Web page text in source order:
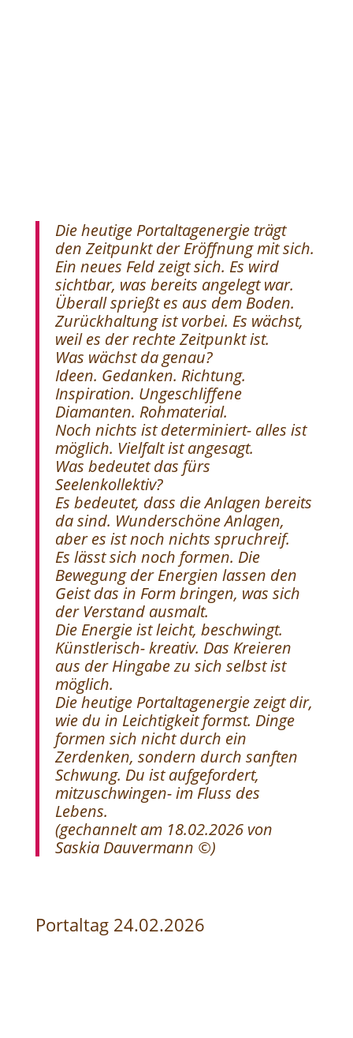
Die heutige Portaltagenergie trägt
den Zeitpunkt der Eröffnung mit sich.
Ein neues Feld zeigt sich. Es wird
sichtbar, was bereits angelegt war.
Überall sprießt es aus dem Boden.
Zurückhaltung ist vorbei. Es wächst,
weil es der rechte Zeitpunkt ist.
Was wächst da genau?
Ideen. Gedanken. Richtung.
Inspiration. Ungeschliffene
Diamanten. Rohmaterial.
Noch nichts ist determiniert- alles ist
möglich. Vielfalt ist angesagt.
Was bedeutet das fürs
Seelenkollektiv?
Es bedeutet, dass die Anlagen bereits
da sind. Wunderschöne Anlagen,
aber es ist noch nichts spruchreif.
Es lässt sich noch formen. Die
Bewegung der Energien lassen den
Geist das in Form bringen, was sich
der Verstand ausmalt.
Die Energie ist leicht, beschwingt.
Künstlerisch- kreativ. Das Kreieren
aus der Hingabe zu sich selbst ist
möglich.
Die heutige Portaltagenergie zeigt dir,
wie du in Leichtigkeit formst. Dinge
formen sich nicht durch ein
Zerdenken, sondern durch sanften
Schwung. Du ist aufgefordert,
mitzuschwingen- im Fluss des
Lebens.
(gechannelt am 18.02.2026 von
Saskia Dauvermann ©)
Portaltag 24.02.2026